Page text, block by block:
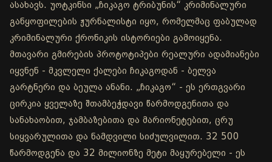
ასახავს. უოტკინსი „ჩიკაგო ტრიბუნის“ კრიმინალური
განყოფილების ჟურნალისტი იყო, რომელმაც ფაბულად
კრიმინალური ქრონიკის ისტორიები გამოიყენა.
მთავარი გმირების პროტოტიპები რეალური ადამიანები
იყვნენ - მკვლელი ქალები ჩიკაგოდან - ბელვა
გარტნერი და ბეულა ანანი. „ჩიკაგო“ - ეს ერთგვარი
ცირკია ყველაზე შთამბეჭდავი წარმოდგენითა და
სანახაობით, ჯამბაზებითა და მარიონეტებით, ცრუ
სიყვარულითა და ნამდვილი სიძულვილით. 32 500
წარმოდგენა და 32 მილიონზე მეტი მაყურებელი - ეს